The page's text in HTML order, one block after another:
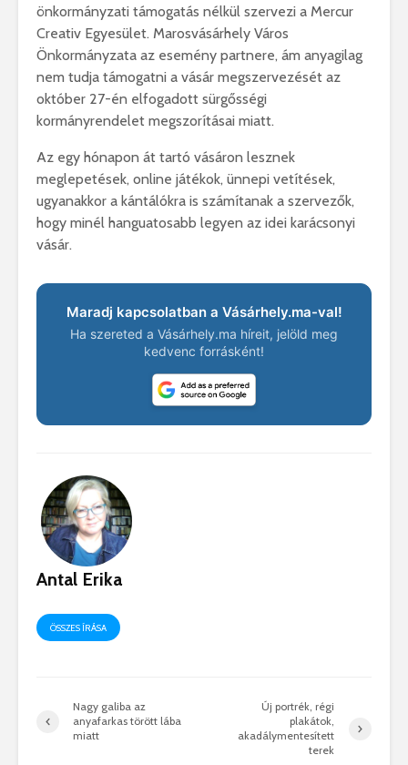
önkormányzati támogatás nélkül szervezi a Mercur
Creativ Egyesület. Marosvásárhely Város
Önkormányzata az esemény partnere, ám anyagilag
nem tudja támogatni a vásár megszervezését az
október 27-én elfogadott sürgősségi
kormányrendelet megszorításai miatt.
Az egy hónapon át tartó vásáron lesznek
meglepetések, online játékok, ünnepi vetítések,
ugyanakkor a kántálókra is számítanak a szervezők,
hogy minél hanguatosabb legyen az idei karácsonyi
vásár.
Maradj kapcsolatban a Vásárhely.ma-val!
Ha szereted a Vásárhely.ma híreit, jelöld meg
kedvenc forrásként!
Antal Erika
ÖSSZES ÍRÁSA
Nagy galiba az
anyafarkas törött lába
miatt
Új portrék, régi
plakátok,
akadálymentesített
terek